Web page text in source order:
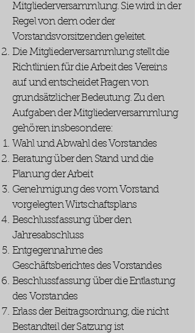
Mitgliederversammlung. Sie wird in der
Regel von dem oder der
Vorstandsvorsitzenden geleitet.
Die Mitgliederversammlung stellt die
Richtlinien für die Arbeit des Vereins
auf und entscheidet Fragen von
grundsätzlicher Bedeutung. Zu den
Aufgaben der Mitgliederversammlung
gehören insbesondere:
Wahl und Abwahl des Vorstandes
Beratung über den Stand und die
Planung der Arbeit
Genehmigung des vom Vorstand
vorgelegten Wirtschaftsplans
Beschlussfassung über den
Jahresabschluss
Entgegennahme des
Geschäftsberichtes des Vorstandes
Beschlussfassung über die Entlastung
des Vorstandes
Erlass der Beitragsordnung, die nicht
Bestandteil der Satzung ist